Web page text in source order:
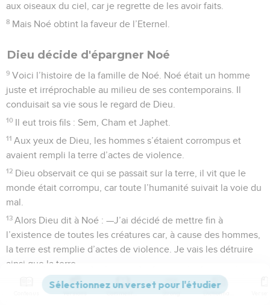
aux oiseaux du ciel, car je regrette de les avoir faits.
8 Mais Noé obtint la faveur de l’Eternel.
Dieu décide d'épargner Noé
9 Voici l’histoire de la famille de Noé. Noé était un homme
juste et irréprochable au milieu de ses contemporains. Il
conduisait sa vie sous le regard de Dieu.
10 Il eut trois fils : Sem, Cham et Japhet.
11 Aux yeux de Dieu, les hommes s’étaient corrompus et
avaient rempli la terre d’actes de violence.
12 Dieu observait ce qui se passait sur la terre, il vit que le
monde était corrompu, car toute l’humanité suivait la voie du
mal.
13 Alors Dieu dit à Noé : —J’ai décidé de mettre fin à
l’existence de toutes les créatures car, à cause des hommes,
la terre est remplie d’actes de violence. Je vais les détruire
ainsi que la terre.
Mais toi, construis un grand bateau en bois résineux. Tu en
diviseras l’intérieur en compartiments, et tu l’enduiras
Versions Commentaires Strong